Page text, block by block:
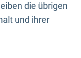
die übrigen
und ihrer